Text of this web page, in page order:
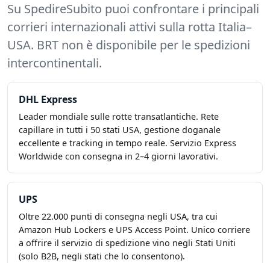
Su SpedireSubito puoi confrontare i principali
corrieri internazionali attivi sulla rotta Italia–
USA. BRT non è disponibile per le spedizioni
intercontinentali.
DHL Express
Leader mondiale sulle rotte transatlantiche. Rete
capillare in tutti i 50 stati USA, gestione doganale
eccellente e tracking in tempo reale. Servizio Express
Worldwide con consegna in 2–4 giorni lavorativi.
UPS
Oltre 22.000 punti di consegna negli USA, tra cui
Amazon Hub Lockers e UPS Access Point. Unico corriere
a offrire il servizio di spedizione vino negli Stati Uniti
(solo B2B, negli stati che lo consentono).